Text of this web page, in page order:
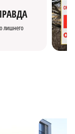
лишнего